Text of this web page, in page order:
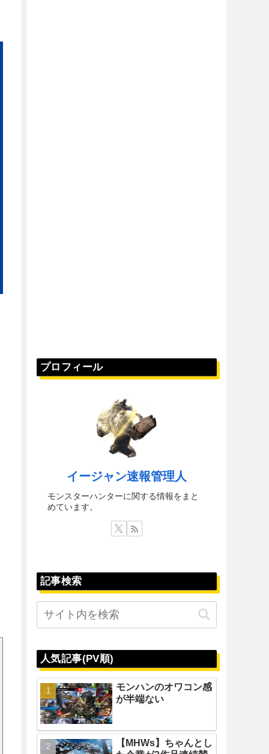
プロフィール
イージャン速報管理人
モンスターハンターに関する情報をまと
めています。
記事検索
人気記事(PV順)
モンハンのオワコン感
が半端ない
【MHWs】ちゃんとし